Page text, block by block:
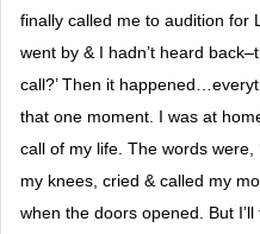
finally called me to audition for
went by & I hadn’t heard
call?’ Then it
that one moment. I was at
call of my life. The words were,
my knees, cried & called my
when the doors opened. But